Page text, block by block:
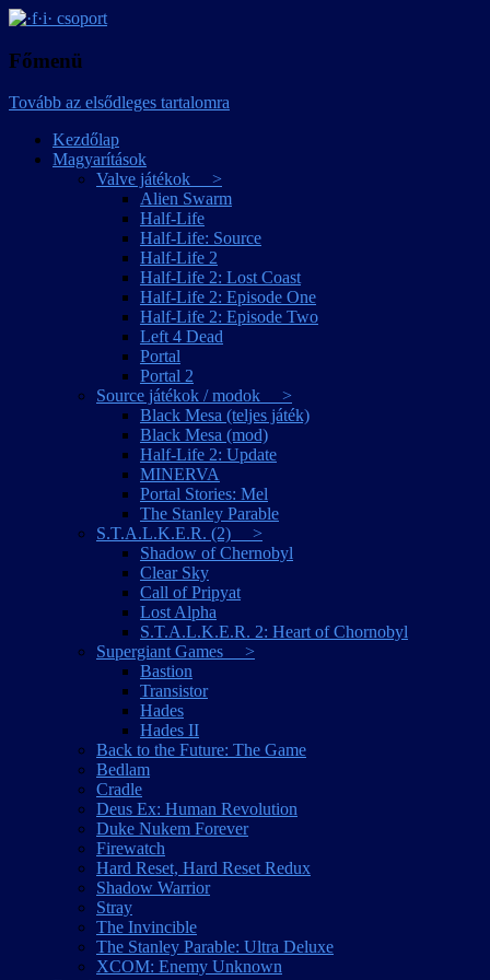
·f·i· csoport
Főmenü
Tovább az elsődleges tartalomra
Kezdőlap
Magyarítások
Valve játékok >
Alien Swarm
Half-Life
Half-Life: Source
Half-Life 2
Half-Life 2: Lost Coast
Half-Life 2: Episode One
Half-Life 2: Episode Two
Left 4 Dead
Portal
Portal 2
Source játékok / modok >
Black Mesa (teljes játék)
Black Mesa (mod)
Half-Life 2: Update
MINERVA
Portal Stories: Mel
The Stanley Parable
S.T.A.L.K.E.R. (2) >
Shadow of Chernobyl
Clear Sky
Call of Pripyat
Lost Alpha
S.T.A.L.K.E.R. 2: Heart of Chornobyl
Supergiant Games >
Bastion
Transistor
Hades
Hades II
Back to the Future: The Game
Bedlam
Cradle
Deus Ex: Human Revolution
Duke Nukem Forever
Firewatch
Hard Reset, Hard Reset Redux
Shadow Warrior
Stray
The Invincible
The Stanley Parable: Ultra Deluxe
XCOM: Enemy Unknown